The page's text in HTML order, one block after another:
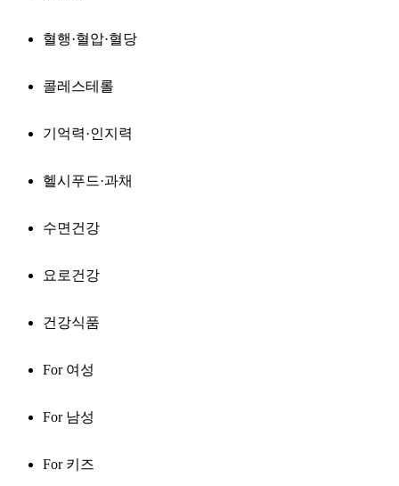
혈행·혈압·혈당
콜레스테롤
기억력·인지력
헬시푸드·과채
수면건강
요로건강
건강식품
For 여성
For 남성
For 키즈